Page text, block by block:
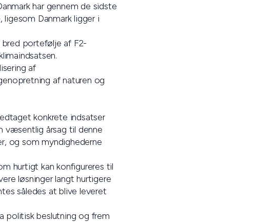
har gennem de sidste
Danmark ligger i
bred portefølje af F2-
af
af naturen og
konkrete indsatser
væsentlig årsag til denne
og som myndighederne
hurtigt kan konfigureres til
løsninger langt hurtigere
således at blive leveret
politisk beslutning og frem